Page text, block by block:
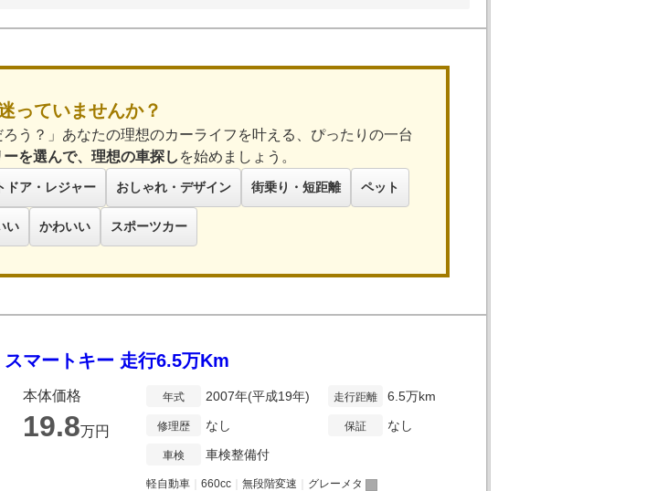
っていませんか？
う？」あなたの理想のカーライフを叶える、ぴったりの一台
を選んで、理想の車探し を始めましょう。
ドア・レジャー おしゃれ・デザイン 街乗り・短距離 ペット
い かわいい スポーツカー
マートキー 走行6.5万Km
本体価格
19.8万円
年式 2007年(平成19年)
修理歴 なし
車検 車検整備付
走行距離 6.5万km
保証 なし
軽自動車 660cc 無段階変速
グレーメタ